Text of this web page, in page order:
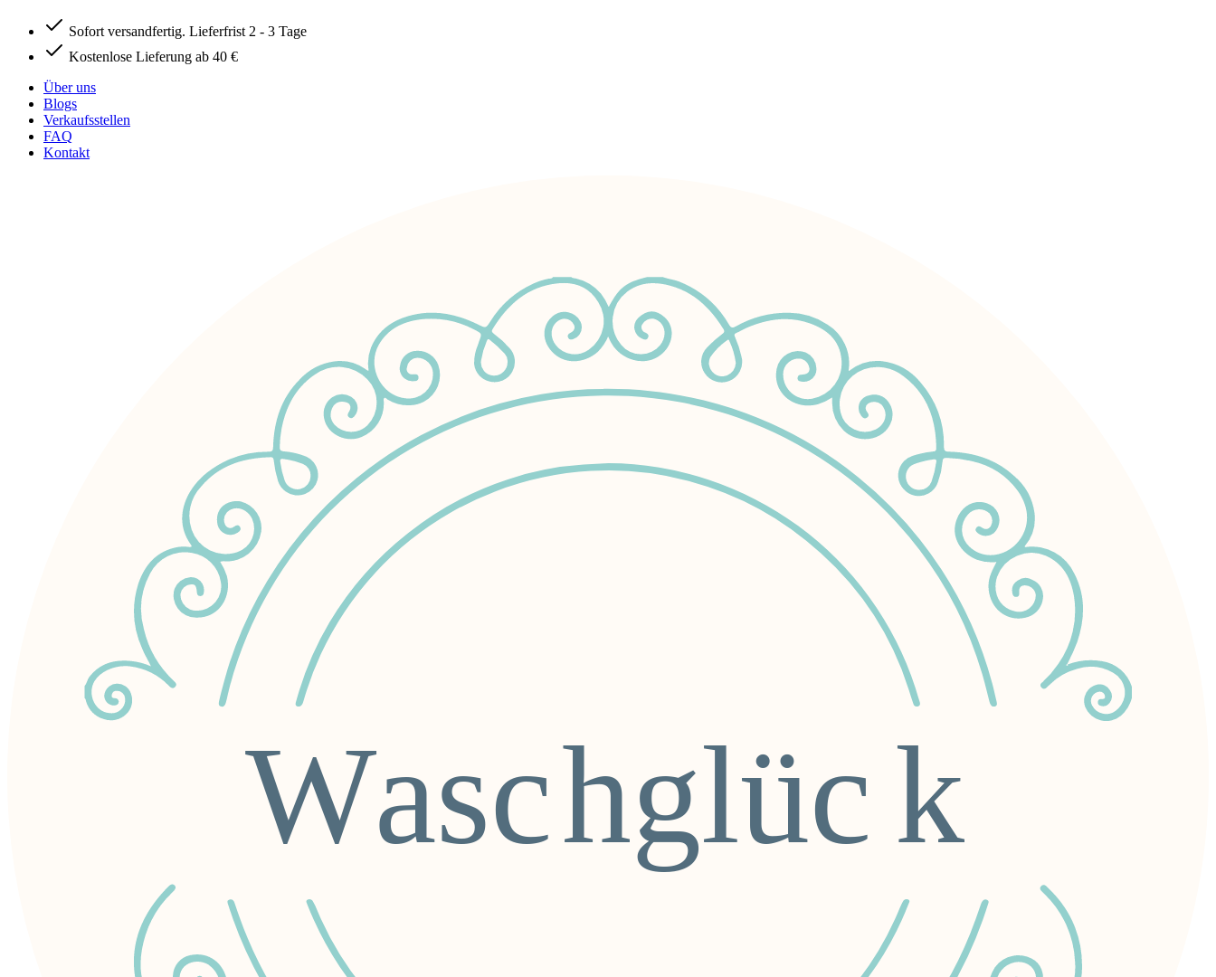
Sofort versandfertig. Lieferfrist 2 - 3 Tage
Kostenlose Lieferung ab 40 €
Über uns
Blogs
Verkaufsstellen
FAQ
Kontakt